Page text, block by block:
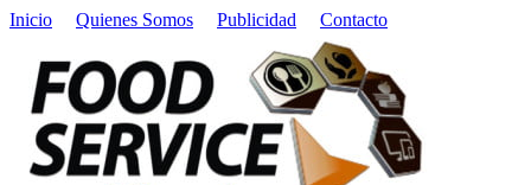
Inicio Quienes Somos Publicidad Contacto